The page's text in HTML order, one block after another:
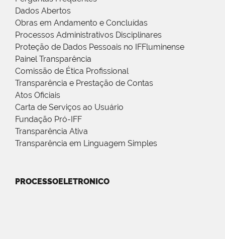
Dados Abertos
Obras em Andamento e Concluídas
Processos Administrativos Disciplinares
Proteção de Dados Pessoais no IFFluminense
Painel Transparência
Comissão de Ética Profissional
Transparência e Prestação de Contas
Atos Oficiais
Carta de Serviços ao Usuário
Fundação Pró-IFF
Transparência Ativa
Transparência em Linguagem Simples
PROCESSOELETRONICO